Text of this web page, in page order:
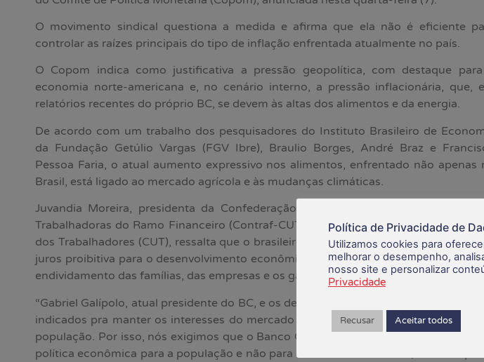
O movimento sindical questiona a medida e afirma que ela não é eficiente
controlar as raízes principais do tipo de inflação enfrentada atualmente no país.
O Copom indica como justificativa a pressão geopolítica, com destaque
economia norte-americana e, no cenário interno, a pressão inflacionária, que,
relatórios recentes do próprio BC, se devem às altas dos alimentos e da energia.
De acordo com um trabalho dos pesquisadores do Instituto Brasileiro de
da Fundação Getúlio Vargas (FGV Ibre), Braulio Borges, André Braz e
Pessoa Faria, o atual aumento expressivo nos alimentos, enfrentado não apenas
Brasil, está ligado ao mercado agrícola e às mudanças climáticas.
Juvandia Moreira, presidenta da Confederação Nacional dos Trabalhadores e
Trabalhadoras do Ramo Financeiro (Contraf-CUT) e vice-presidenta da Central
dos Trabalhadores (CUT), ressalta que o brasileiro já convive com uma taxa básica
juros proibitiva para o desenvolvimento econômico e que aumenta o custo de
endividamento das famílias, das empresas e os gastos do governo federal.
“Gabriel Galípolo, atual presidente do BC, e os demais membros do Copom não
indicados pra manter os interesses do mercado financeiro, mas sim ps interesses
população. Por isso, nós exigimos que o Banco Central cumpra o papel de fazer
política econômica para a população e não para o mercado financeiro, o único que
Política de Privacidade de
Utilizamos cookies para
melhorar o desempenho,
nosso site e personalizar
Privacidade
Recusar Aceitar todos